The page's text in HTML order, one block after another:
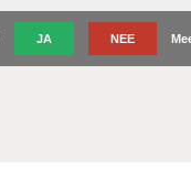
JA NEE